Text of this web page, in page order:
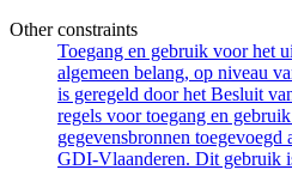
Other constraints
Toegang en gebruik voor het
algemeen belang, op niveau
is geregeld door het Besluit
regels voor toegang en
gegevensbronnen
GDI-Vlaanderen. Dit gebruik